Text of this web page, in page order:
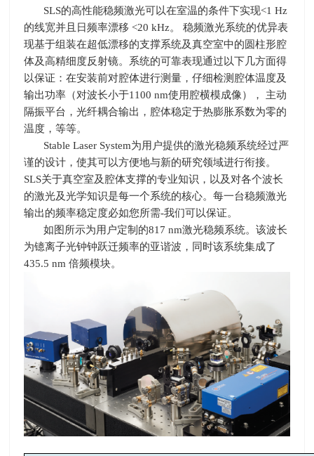
SLS的高性能稳频激光可以在室温的条件下实现<1 Hz
的线宽并且日频率漂移 <20 kHz。 稳频激光系统的优异表
现基于组装在超低漂移的支撑系统及真空室中的圆柱形腔
体及高精细度反射镜。系统的可靠表现通过以下几方面得
以保证：在安装前对腔体进行测量，仔细检测腔体温度及
输出功率（对波长小于1100 nm使用腔横模成像）， 主动
隔振平台，光纤耦合输出，腔体稳定于热膨胀系数为零的
温度，等等。
Stable Laser System为用户提供的激光稳频系统经过严
谨的设计，使其可以方便地与新的研究领域进行衔接。
SLS关于真空室及腔体支撑的专业知识，以及对各个波长
的激光及光学知识是每一个系统的核心。每一台稳频激光
输出的频率稳定度必如您所需-我们可以保证。
如图所示为用户定制的817 nm激光稳频系统。该波长
为镱离子光钟钟跃迁频率的亚谐波，同时该系统集成了
435.5 nm倍频模块。